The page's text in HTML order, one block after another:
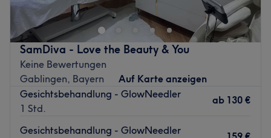
SamDiva - Love the Beauty & You
Keine Bewertungen
Gablingen, Bayern
Auf Karte anzeigen
Gesichtsbehandlung - GlowNeedler
1 Std.
ab 130 €
Gesichtsbehandlung - GlowNeedler